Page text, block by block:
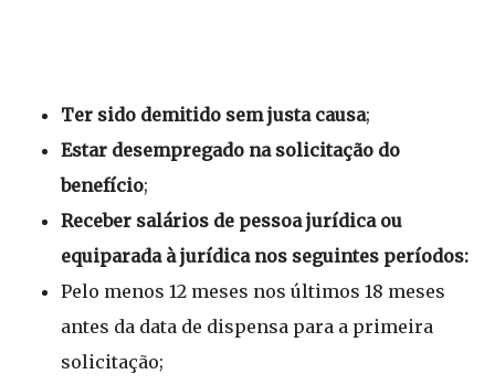
Ter sido demitido sem justa causa;
Estar desempregado na solicitação do
benefício;
Receber salários de pessoa jurídica ou
equiparada à jurídica nos seguintes períodos:
Pelo menos 12 meses nos últimos 18 meses
antes da data de dispensa para a primeira
solicitação;